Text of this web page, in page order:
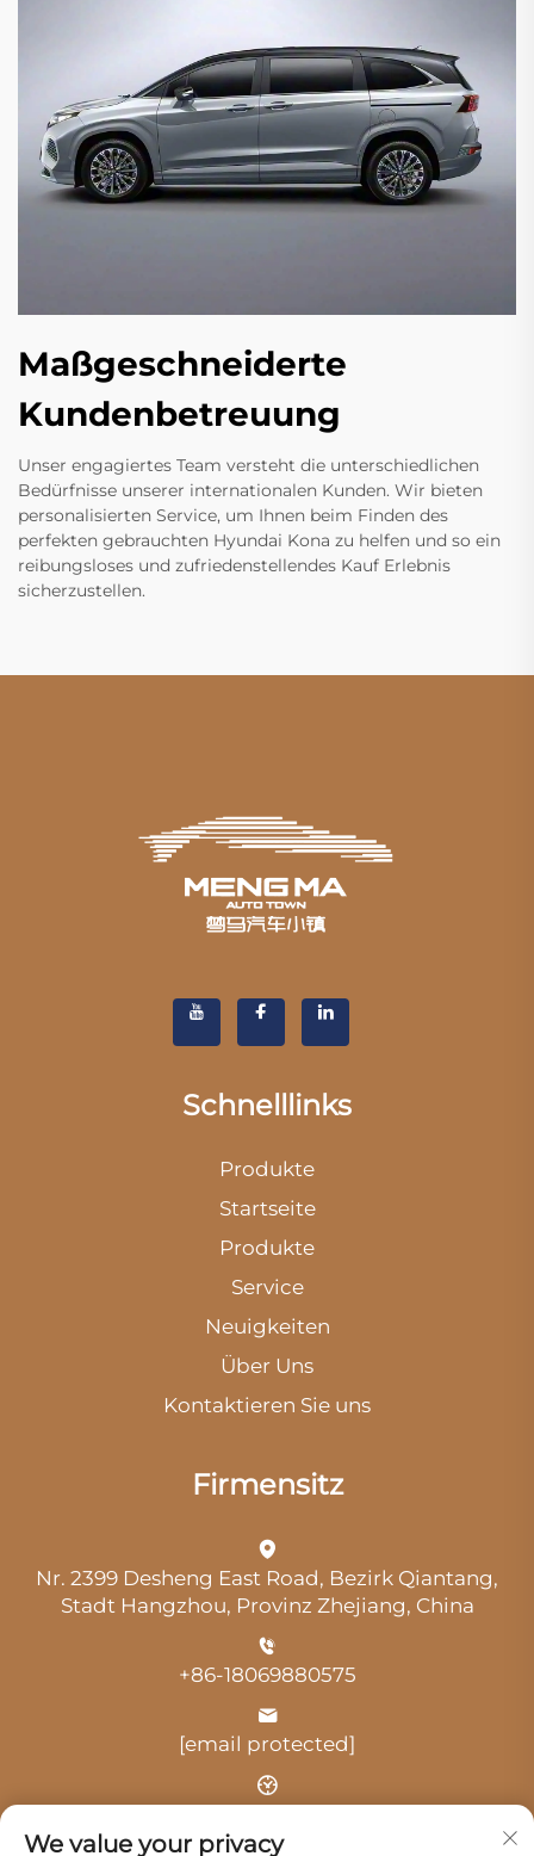
Maßgeschneiderte
Kundenbetreuung
Unser engagiertes Team versteht die unterschiedlichen
Bedürfnisse unserer internationalen Kunden. Wir bieten
personalisierten Service, um Ihnen beim Finden des
perfekten gebrauchten Hyundai Kona zu helfen und so ein
reibungsloses und zufriedenstellendes Kauf Erlebnis
sicherzustellen.
Schnelllinks
Produkte
Startseite
Produkte
Service
Neuigkeiten
Über Uns
Kontaktieren Sie uns
Firmensitz
Nr. 2399 Desheng East Road, Bezirk Qiantang,
Stadt Hangzhou, Provinz Zhejiang, China
+86-18069880575
[email protected]
Uhrzeit: 9:00 Uhr-18:00 Uhr
We value your privacy